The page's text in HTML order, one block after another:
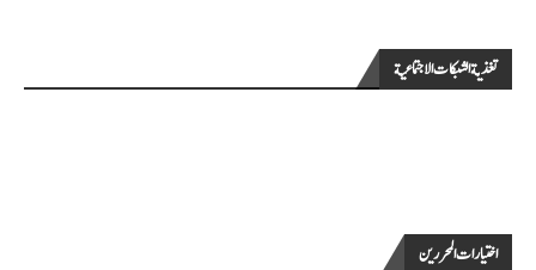
تغذية الشبكات الاجتماعية
اختيارات المحررين